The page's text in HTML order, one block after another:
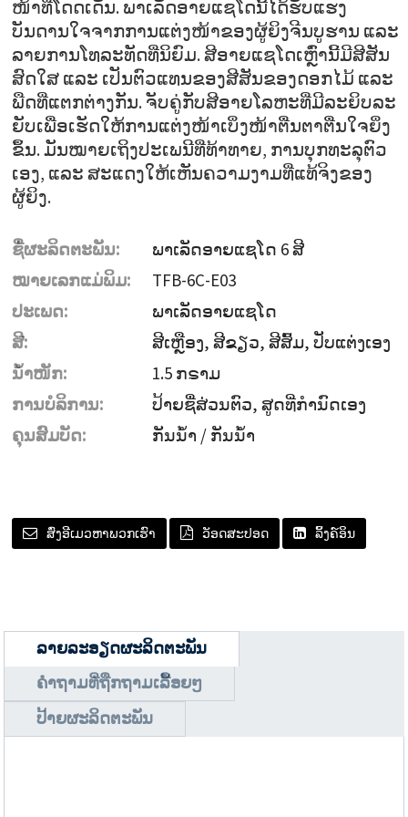
ໜ້າທີ່ໂດດເດັ່ນ. ພາເລັດອາຍແຊໂດນີ້ໄດ້ຮັບແຮງ
ບັນດານໃຈຈາກການແຕ່ງໜ້າຂອງຜູ້ຍິງຈີນບູຮານ ແລະ
ລາຍການໂທລະທັດທີ່ນິຍົມ. ສີອາຍແຊໂດເຫຼົ່ານີ້ມີສີສັນ
ສົດໃສ ແລະ ເປັນຕົວແທນຂອງສີສັນຂອງດອກໄມ້ ແລະ
ພືດທີ່ແຕກຕ່າງກັນ. ຈັບຄູ່ກັບສີອາຍໂລຫະທີ່ມີລະຍິບລະ
ຍັບເພື່ອເຮັດໃຫ້ການແຕ່ງໜ້າເບິ່ງໜ້າຕື່ນຕາຕື່ນໃຈຍິ່ງ
ຂຶ້ນ. ມັນໝາຍເຖິງປະເພນີທີ່ທ້າທາຍ, ການບຸກທະລຸຕົວ
ເອງ, ແລະ ສະແດງໃຫ້ເຫັນຄວາມງາມທີ່ແທ້ຈິງຂອງ
ຜູ້ຍິງ.
ຊື່ຜະລິດຕະພັນ:
ພາເລັດອາຍແຊໂດ 6 ສີ
ໝາຍເລກແມ່ພິມ:
TFB-6C-E03
ປະເພດ:
ພາເລັດອາຍແຊໂດ
ສີ:
ສີເຫຼືອງ, ສີຂຽວ, ສີສົ້ມ, ປັບແຕ່ງເອງ
ນ້ຳໜັກ:
1.5 ກຣາມ
ການບໍລິການ:
ປ້າຍຊື່ສ່ວນຕົວ, ສູດທີ່ກຳນົດເອງ
ຄຸນສົມບັດ:
ກັນນ້ຳ / ກັນນ້ຳ
ສົ່ງອີເມວຫາພວກເຮົາ ວັອດສະປອດ ລິ້ງຄ໌ອິນ
ລາຍລະອຽດຜະລິດຕະພັນ
ຄຳຖາມທີ່ຖືກຖາມເລື້ອຍໆ
ປ້າຍຜະລິດຕະພັນ